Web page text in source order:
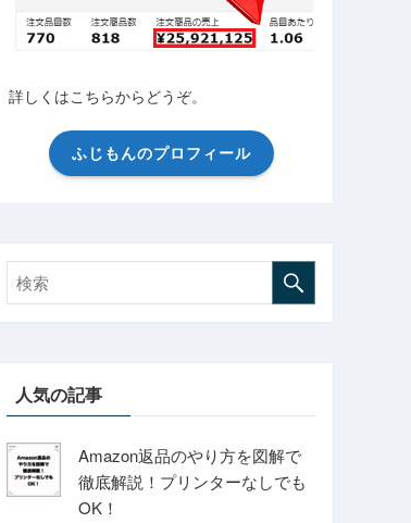
詳しくはこちらからどうぞ。
ふじもんのプロフィール
人気の記事
Amazon返品のやり方を図解で
徹底解説！プリンターなしでも
OK！